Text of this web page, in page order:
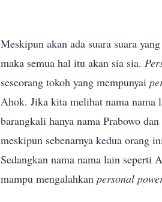
Meskipun akan ada suara suara yang
maka semua hal itu akan sia sia.
seseorang tokoh yang mempunyai
Ahok. Jika kita melihat nama nama
barangkali hanya nama Prabowo
meskipun sebenarnya kedua orang
Sedangkan nama nama lain seperti
mampu mengalahkan personal